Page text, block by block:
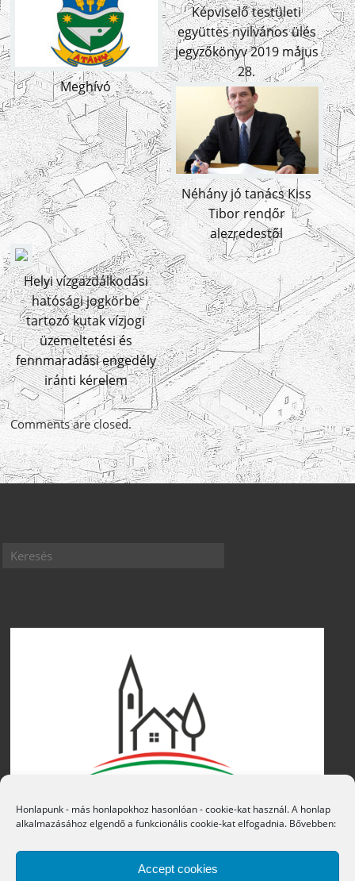
Honlapunk - más honlapokhoz hasonlóan - cookie-kat használ. A honlap
alkalmazásához elgendő a funkcionális cookie-kat elfogadnia. Bővebben:
Accept cookies
Meghívó
Képviselő testületi
együttes nyilvános ülés
jegyzőkönyv 2019 május
28.
Néhány jó tanács Kiss
Tibor rendőr
alezredestől
Helyi vízgazdálkodási
hatósági jogkörbe
tartozó kutak vízjogi
üzemeltetési és
fennmaradási engedély
iránti kérelem
Comments are closed.